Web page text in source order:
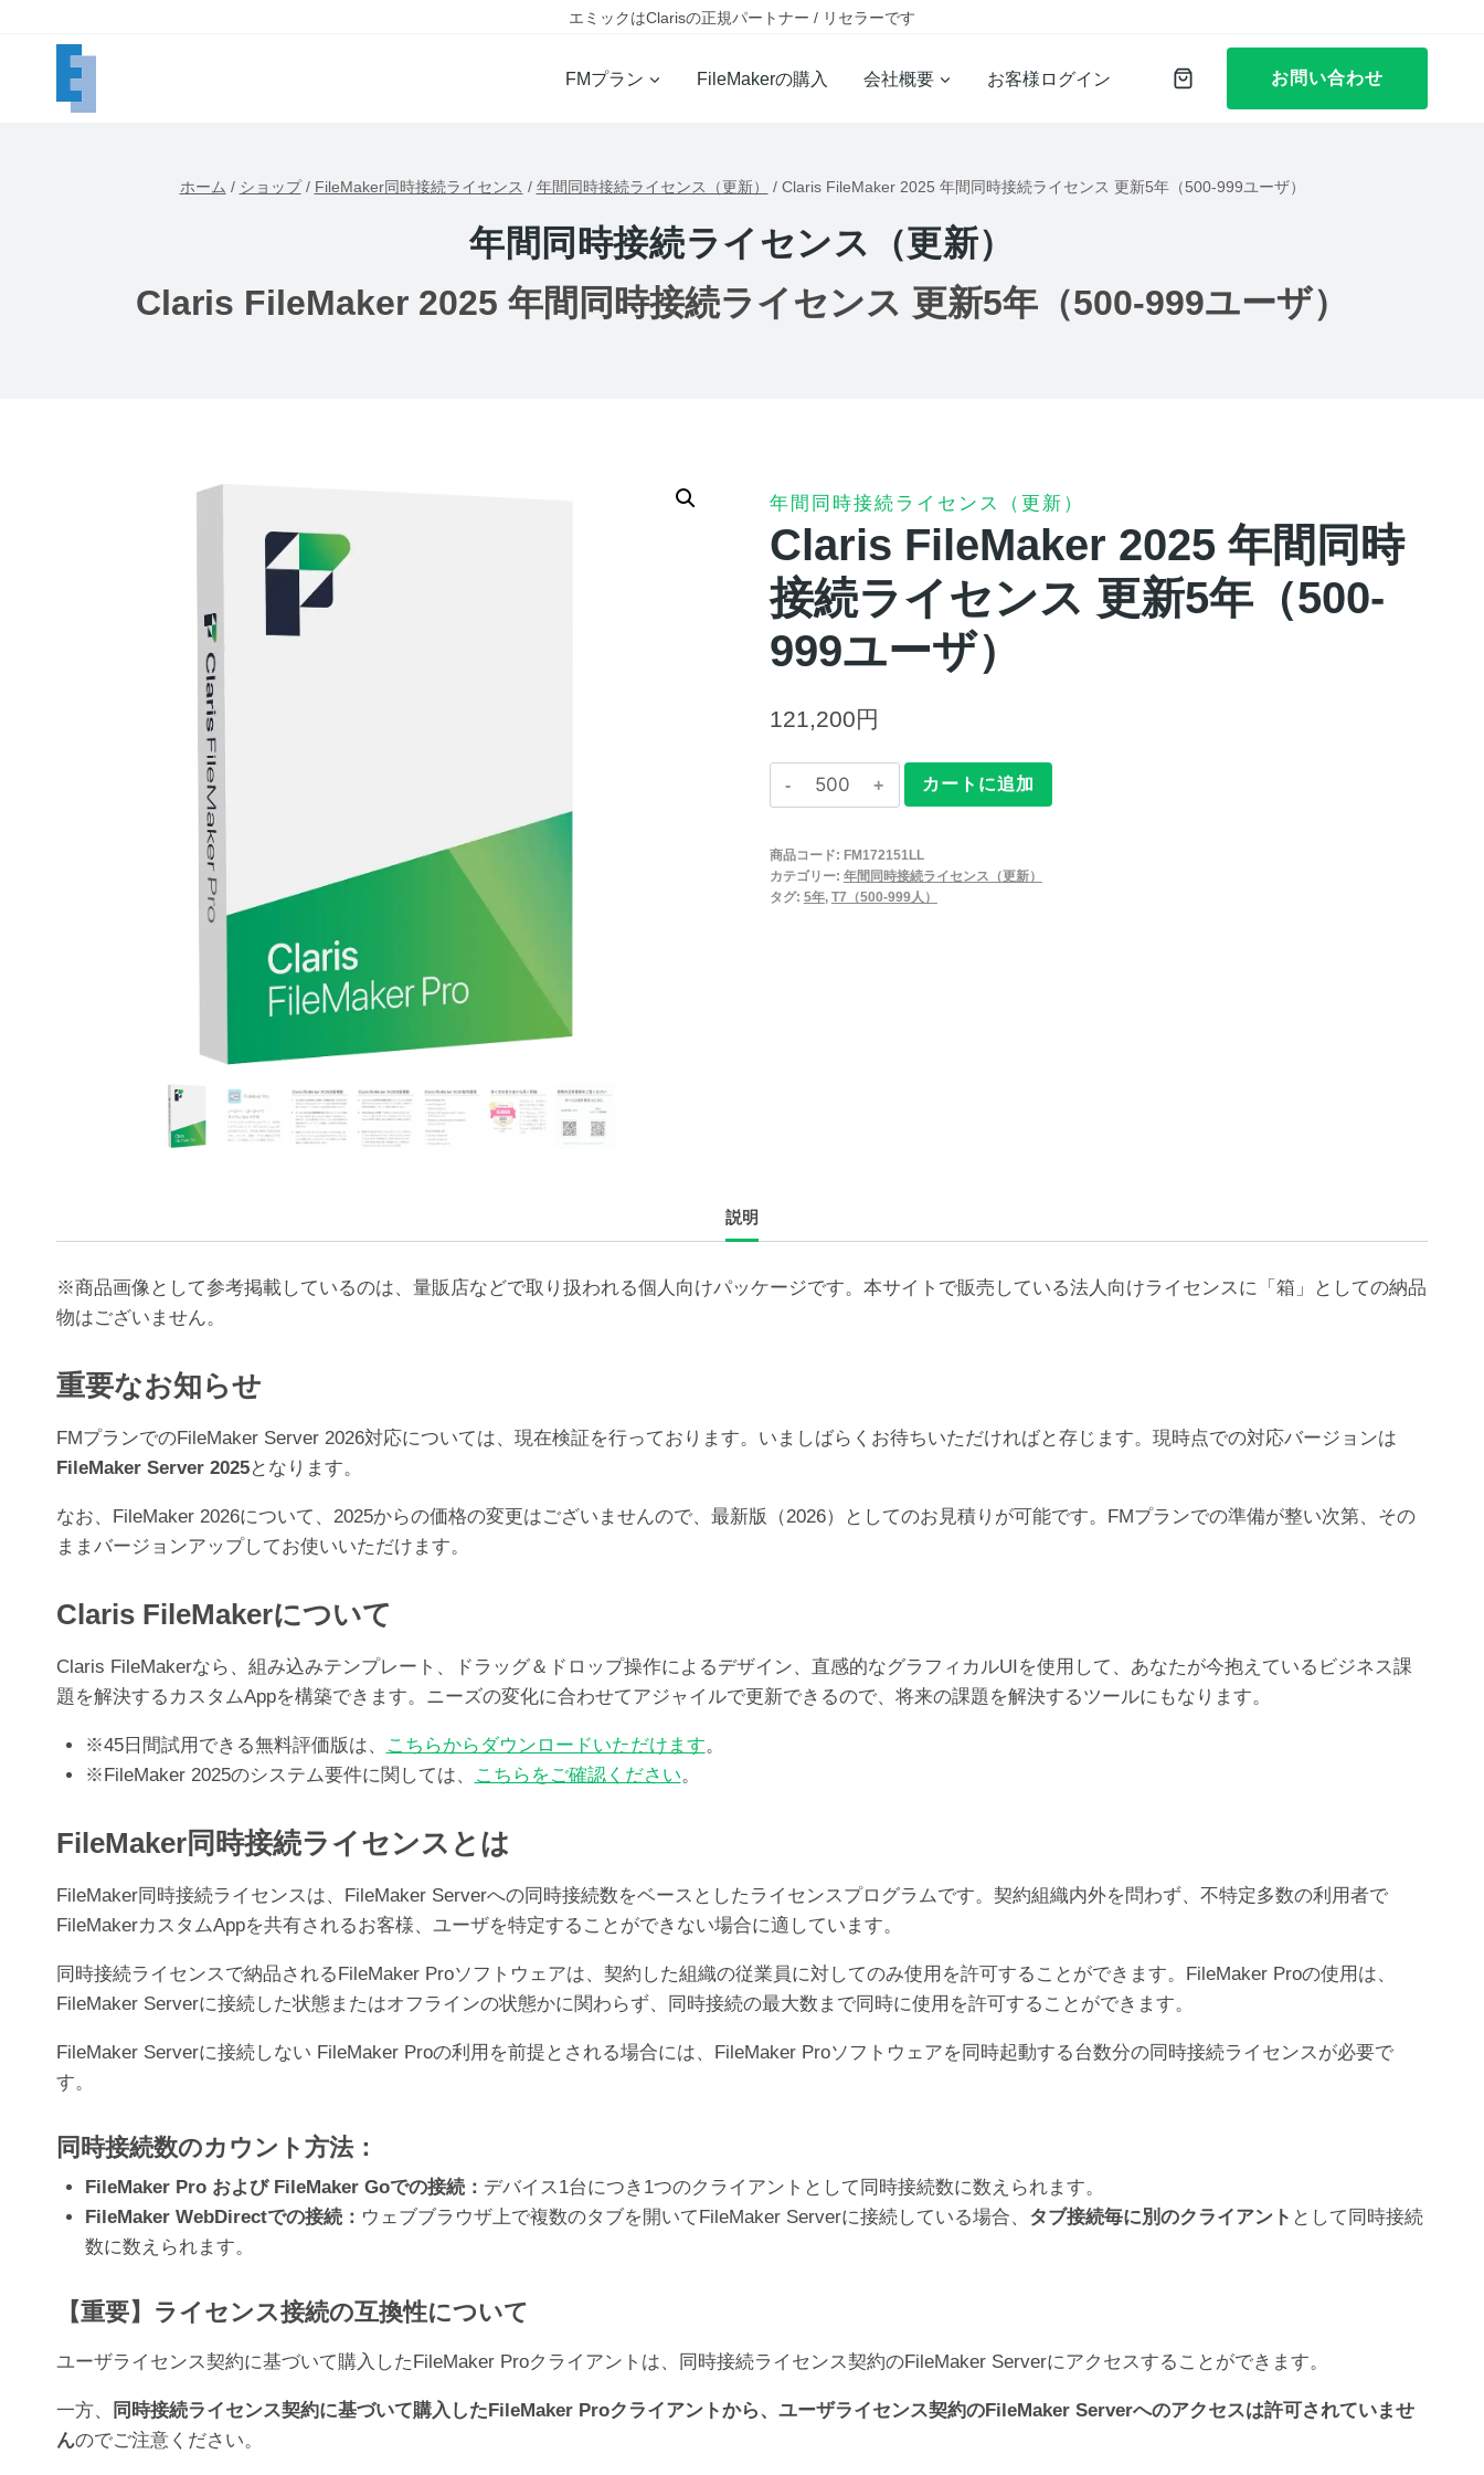
エミックはClarisの正規パートナー / リセラーです
FMプラン FileMakerの購入 会社概要 お客様ログイン お問い合わせ
ホーム / ショップ / FileMaker同時接続ライセンス / 年間同時接続ライセンス（更新） / Claris FileMaker 2025 年間同時接続ライセンス 更新5年（500-999ユーザ）
年間同時接続ライセンス（更新）
Claris FileMaker 2025 年間同時接続ライセンス 更新5年（500-999ユーザ）
年間同時接続ライセンス（更新）
Claris FileMaker 2025 年間同時
接続ライセンス 更新5年（500-
999ユーザ）
121,200円
Claris
FileMaker
年
間
年
ザ）
カートに追加
商品コード: FM172151LL
カテゴリー: 年間同時接続ライセンス（更新）
タグ: 5年, T7（500-999人）
説明
※商品画像として参考掲載しているのは、量販店などで取り扱われる個人向けパッケージです。本サイトで販売している法人向けライセンスに「箱」としての納品
物はございません。
重要なお知らせ
FMプランでのFileMaker Server 2026対応については、現在検証を行っております。いましばらくお待ちいただければと存じます。現時点での対応バージョンは
FileMaker Server 2025となります。
なお、FileMaker 2026について、2025からの価格の変更はございませんので、最新版（2026）としてのお見積りが可能です。FMプランでの準備が整い次第、その
ままバージョンアップしてお使いいただけます。
Claris FileMakerについて
Claris FileMakerなら、組み込みテンプレート、ドラッグ＆ドロップ操作によるデザイン、直感的なグラフィカルUIを使用して、あなたが今抱えているビジネス課
題を解決するカスタムAppを構築できます。ニーズの変化に合わせてアジャイルで更新できるので、将来の課題を解決するツールにもなります。
※45日間試用できる無料評価版は、 こちらからダウンロードいただけます。
※FileMaker 2025のシステム要件に関しては、
こちらをご確認ください。
FileMaker同時接続ライセンスとは
FileMaker同時接続ライセンスは、FileMaker Serverへの同時接続数をベースとしたライセンスプログラムです。契約組織内外を問わず、不特定多数の利用者で
FileMakerカスタムAppを共有されるお客様、ユーザを特定することができない場合に適しています。
同時接続ライセンスで納品されるFileMaker Proソフトウェアは、契約した組織の従業員に対してのみ使用を許可することができます。FileMaker Proの使用は、
FileMaker Serverに接続した状態またはオフラインの状態かに関わらず、同時接続の最大数まで同時に使用を許可することができます。
FileMaker Serverに接続しない FileMaker Proの利用を前提とされる場合には、FileMaker Proソフトウェアを同時起動する台数分の同時接続ライセンスが必要で
す。
同時接続数のカウント方法：
FileMaker Pro および FileMaker Goでの接続： デバイス1台につき1つのクライアントとして同時接続数に数えられます。
FileMaker WebDirectでの接続： ウェブブラウザ上で複数のタブを開いてFileMaker Serverに接続している場合、 タブ接続毎に別のクライアント として同時接続
数に数えられます。
【重要】ライセンス接続の互換性について
ユーザライセンス契約に基づいて購入したFileMaker Proクライアントは、同時接続ライセンス契約のFileMaker Serverにアクセスすることができます。
一方、
同時接続ライセンス契約に基づいて購入したFileMaker Proクライアントから、ユーザライセンス契約のFileMaker Serverへのアクセスは許可されていませ
んのでご注意ください。